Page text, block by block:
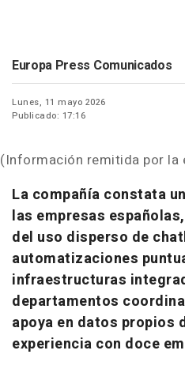
Europa Press Comunicados
Lunes, 11 mayo 2026
Publicado: 17:16
(Información remitida por la
La compañía constata
las empresas
del uso disperso de
automatizaciones
infraestructuras
departamentos
apoya en datos propios
experiencia con doce